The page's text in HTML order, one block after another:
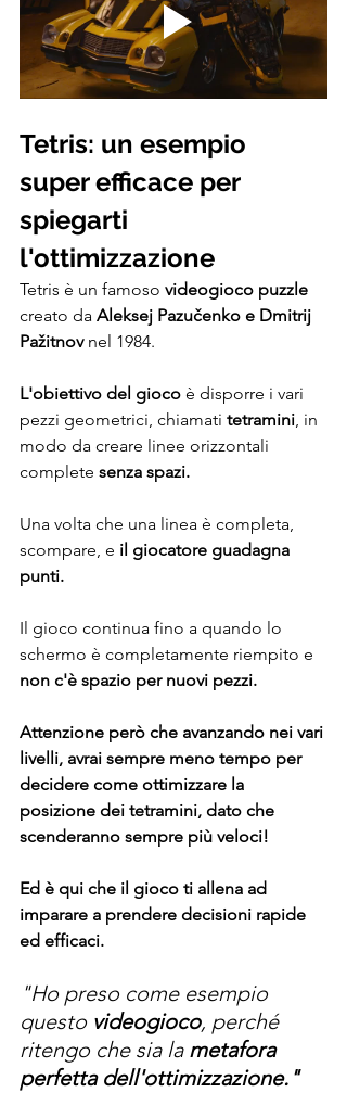
Tetris: un esempio
super efficace per
spiegarti
l'ottimizzazione
Tetris è un famoso videogioco puzzle
creato da Aleksej Pazučenko e Dmitrij
Pažitnov nel 1984.
L'obiettivo del gioco è disporre i vari
pezzi geometrici, chiamati tetramini, in
modo da creare linee orizzontali
complete senza spazi.
Una volta che una linea è completa,
scompare, e il giocatore guadagna
punti.
Il gioco continua fino a quando lo
schermo è completamente riempito e
non c'è spazio per nuovi pezzi.
Attenzione però che avanzando nei vari
livelli, avrai sempre meno tempo per
decidere come ottimizzare la
posizione dei tetramini, dato che
scenderanno sempre più veloci!
Ed è qui che il gioco ti allena ad
imparare a prendere decisioni rapide
ed efficaci.
"Ho preso come esempio
questo videogioco, perché
ritengo che sia la metafora
perfetta dell'ottimizzazione."